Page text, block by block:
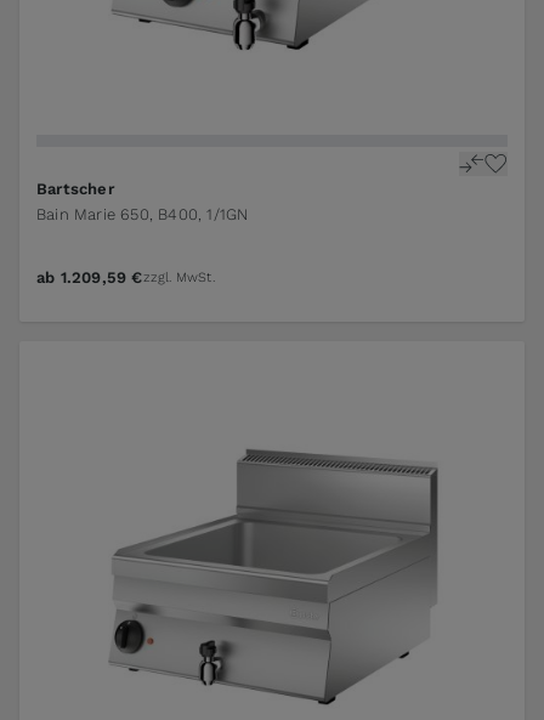
Bartscher
Bain Marie 650, B400, 1/1GN
ab 1.209,59 €zzgl. MwSt.